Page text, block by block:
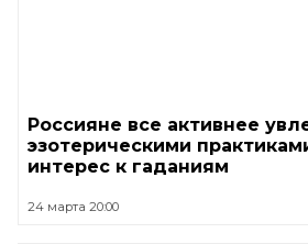
Россияне все активнее
эзотерическими
интерес к гаданиям
24 марта 20:00